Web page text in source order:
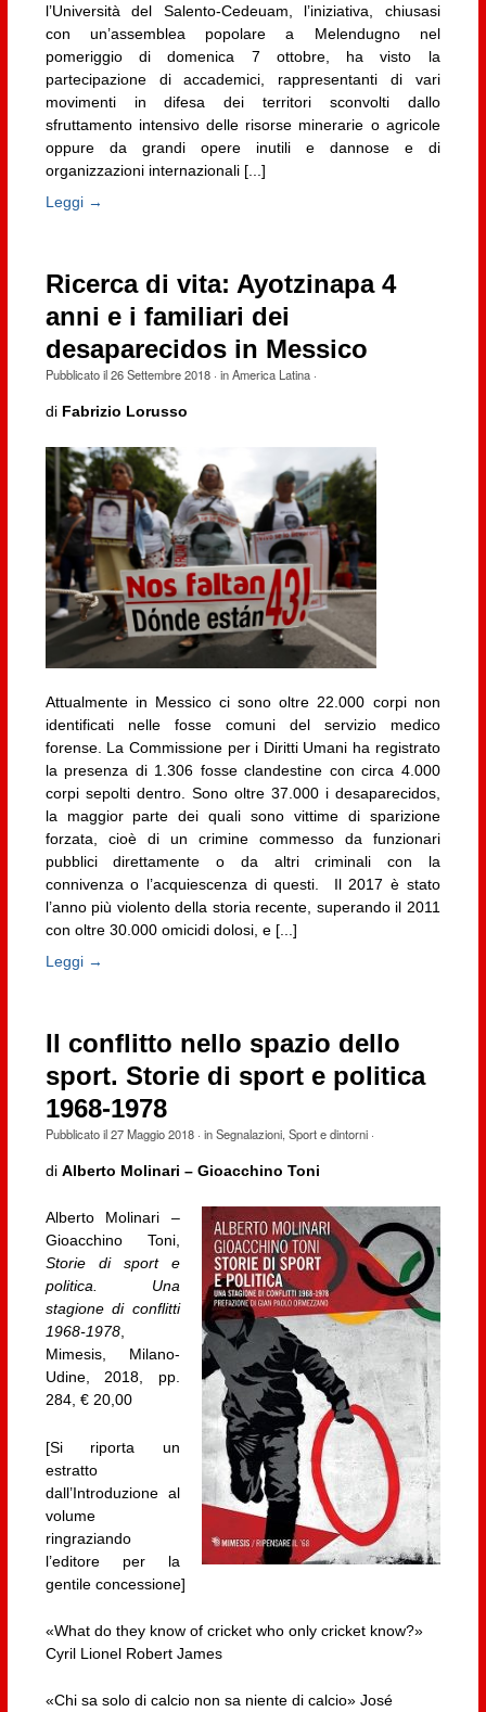
l’Università del Salento-Cedeuam, l’iniziativa, chiusasi
con un’assemblea popolare a Melendugno nel
pomeriggio di domenica 7 ottobre, ha visto la
partecipazione di accademici, rappresentanti di vari
movimenti in difesa dei territori sconvolti dallo
sfruttamento intensivo delle risorse minerarie o agricole
oppure da grandi opere inutili e dannose e di
organizzazioni internazionali [...]
Leggi →
Ricerca di vita: Ayotzinapa 4
anni e i familiari dei
desaparecidos in Messico
Pubblicato il26 Settembre 2018· inAmerica Latina·
di Fabrizio Lorusso
Attualmente in Messico ci sono oltre 22.000 corpi non
identificati nelle fosse comuni del servizio medico
forense. La Commissione per i Diritti Umani ha registrato
la presenza di 1.306 fosse clandestine con circa 4.000
corpi sepolti dentro. Sono oltre 37.000 i desaparecidos,
la maggior parte dei quali sono vittime di sparizione
forzata, cioè di un crimine commesso da funzionari
pubblici direttamente o da altri criminali con la
connivenza o l’acquiescenza di questi. Il 2017 è stato
l’anno più violento della storia recente, superando il 2011
con oltre 30.000 omicidi dolosi, e [...]
Leggi →
Il conflitto nello spazio dello
sport. Storie di sport e politica
1968-1978
Pubblicato il27 Maggio 2018· inSegnalazioni,Sport e dintorni·
di Alberto Molinari – Gioacchino Toni
Alberto Molinari –
Gioacchino Toni,
Storie di sport e
politica. Una
stagione di conflitti
1968-1978,
Mimesis, Milano-
Udine, 2018, pp.
284, € 20,00
[Si riporta un
estratto
dall’Introduzione al
volume
ringraziando
l’editore per la
gentile concessione]
«What do they know of cricket who only cricket know?»
Cyril Lionel Robert James
«Chi sa solo di calcio non sa niente di calcio» José